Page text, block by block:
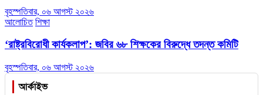
বৃহস্পতিবার, ০৬ আগস্ট ২০২৬
আলোচিত শিক্ষা
‘রাষ্ট্রবিরোধী কার্যকলাপ’: জবির ৬৮ শিক্ষকের বিরুদ্ধে তদন্ত কমিটি
বৃহস্পতিবার, ০৬ আগস্ট ২০২৬
আর্কাইভ